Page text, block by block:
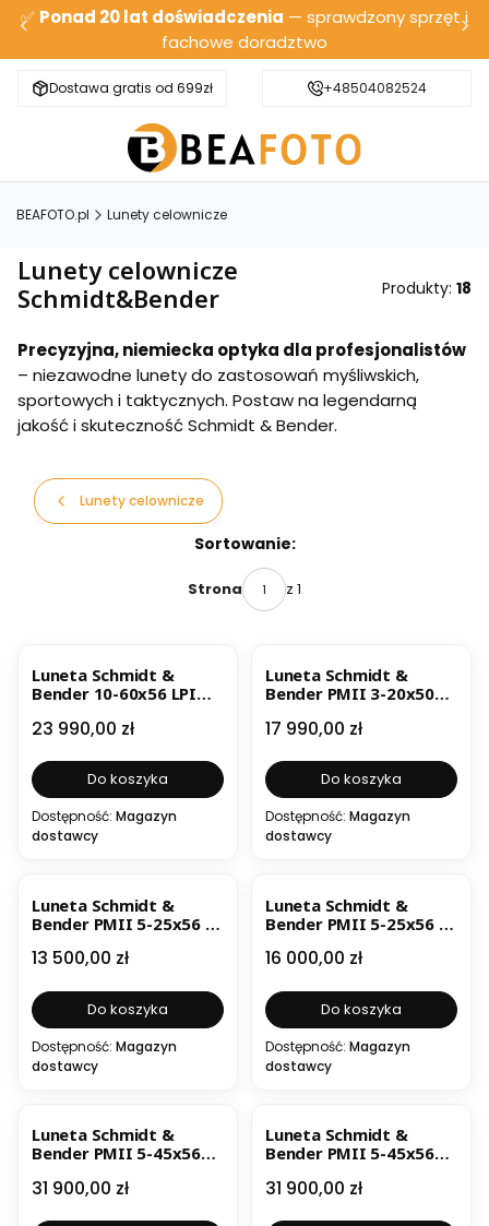
✅ Ponad 20 lat doświadczenia — sprawdzony sprzęt i
fachowe doradztwo
Dostawa gratis od 699zł Bezpieczna wysyłka
+48504082524
BEAFOTO.pl Lunety celownicze
Lunety celownicze
Schmidt&Bender
Produkty: 18
Precyzyjna, niemiecka optyka dla profesjonalistów
– niezawodne lunety do zastosowań myśliwskich,
sportowych i taktycznych. Postaw na legendarną
jakość i skuteczność Schmidt & Bender.
Lunety celownicze
Sortowanie:
Strona z 1
Luneta Schmidt &
Bender 10-60x56 LPI
MTC LT / DT II+ ZC LT
Cena
23 990,00 zł
Do koszyka
Dostępność: Magazyn
dostawcy
Luneta Schmidt &
Bender PMII 3-20x50
LT / ST II ZC LT MSR2 .1
Cena
17 990,00 zł
Do koszyka
Dostępność: Magazyn
dostawcy
Luneta Schmidt &
Bender PMII 5-25x56 LP
Cena
13 500,00 zł
Do koszyka
Dostępność: Magazyn
dostawcy
Luneta Schmidt &
Bender PMII 5-25x56 LP
Cena
16 000,00 zł
Do koszyka
Dostępność: Magazyn
dostawcy
Luneta Schmidt &
Bender PMII 5-45x56
CCW MT2 0,5cm
Cena
31 900,00 zł
Luneta Schmidt &
Bender PMII 5-45x56
CCW MT2 1cm
Cena
31 900,00 zł